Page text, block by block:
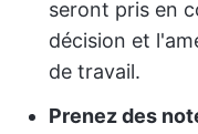
seront pris en
décision et
de travail.
Prenez des